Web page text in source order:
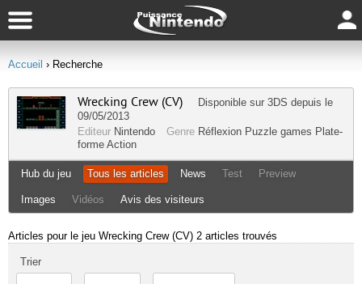
Accueil › Recherche
Wrecking Crew (CV) Disponible sur 3DS depuis le
09/05/2013
Editeur Nintendo Genre Réflexion Puzzle games Plate-
forme Action
Hub du jeu Tous les articles News Test Preview
Images Vidéos Avis des visiteurs
Articles pour le jeu Wrecking Crew (CV) 2 articles trouvés
Trier